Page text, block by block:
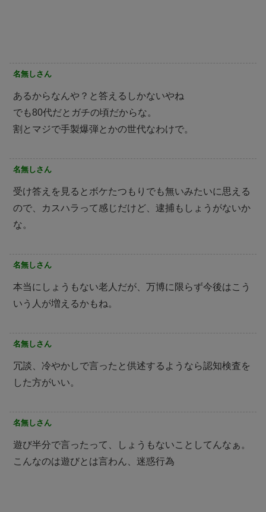
名無しさん
あるからなんや？と答えるしかないやね
でも80代だとガチの頃だからな。
割とマジで手製爆弾とかの世代なわけで。
名無しさん
受け答えを見るとボケたつもりでも無いみたいに思える
ので、カスハラって感じだけど、逮捕もしょうがないか
な。
名無しさん
本当にしょうもない老人だが、万博に限らず今後はこう
いう人が増えるかもね。
名無しさん
冗談、冷やかしで言ったと供述するようなら認知検査を
した方がいい。
名無しさん
遊び半分で言ったって、しょうもないことしてんなぁ。
こんなのは遊びとは言わん、迷惑行為